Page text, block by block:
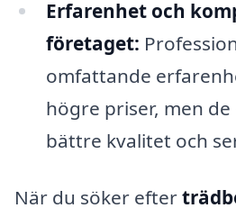
Erfarenhet och
företaget:
omfattande
högre priser, men
bättre kvalitet och
När du söker efter